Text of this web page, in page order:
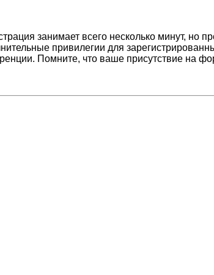
занимает всего несколько минут, но
привилегии для
Помните, что ваше присутствие на